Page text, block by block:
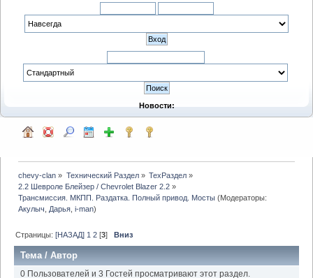
Новости:
chevy-clan » Технический Раздел» ТехРаздел»
2.2 Шевроле Блейзер / Chevrolet Blazer 2.2 »
Трансмиссия. МКПП. Раздатка. Полный привод. Мосты (Модераторы:
Акулыч
Дарья ,i-man)
Страницы:[НАЗАД] 1 2 [3]Вниз
Тема /Автор
0 Пользователей и 3 Гостей просматривают этот раздел.